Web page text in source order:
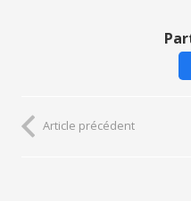
Article précédent